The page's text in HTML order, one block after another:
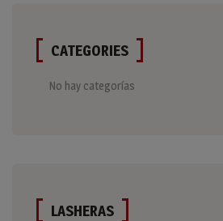
CATEGORIES
No hay categorías
LASHERAS